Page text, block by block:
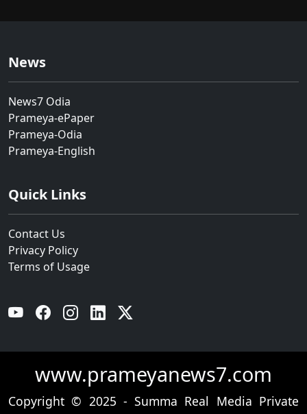
News
News7 Odia
Prameya-ePaper
Prameya-Odia
Prameya-English
Quick Links
Contact Us
Privacy Policy
Terms of Usage
YouTube Facebook Instagram Linkedin
www.prameyanews7.com
Copyright © 2025 - Summa Real Media Private